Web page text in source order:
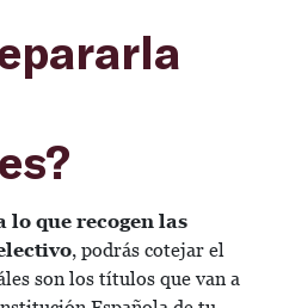
lo que recogen las
, podrás cotejar el
son los títulos que van a